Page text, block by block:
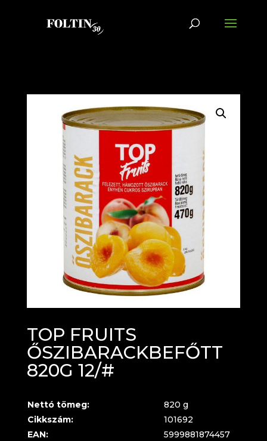
TOP FRUITS
ŐSZIBARACKBEFŐTT
820G 12/#
Nettó tömeg:
820 g
Cikkszám:
101692
EAN:
5999881874457